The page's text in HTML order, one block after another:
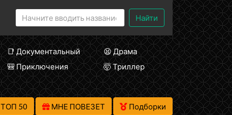
Найти
📑 Документальный
😫 Драма
🎒 Приключения
🤯 Триллер
ТОП 50 МНЕ ПОВЕЗЕТ Подборки